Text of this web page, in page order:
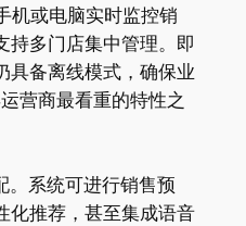
机或电脑实时监控销
持多门店集中管理。即
具备离线模式，确保业
营商最看重的特性之
。系统可进行销售预
化推荐，甚至集成语音